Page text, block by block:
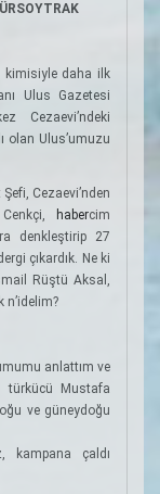
kimisiyle daha ilk
Ulus Gazetesi
Cezaevi’ndeki
olan Ulus’umuzu
Cezaevi’nden
Cenkçi,
habercim
denkleştirip 27
çıkardık. Ne ki
Rüştü Aksal,
n’idelim?
anlattım ve
türkücü Mustafa
ve güneydoğu
kampana çaldı